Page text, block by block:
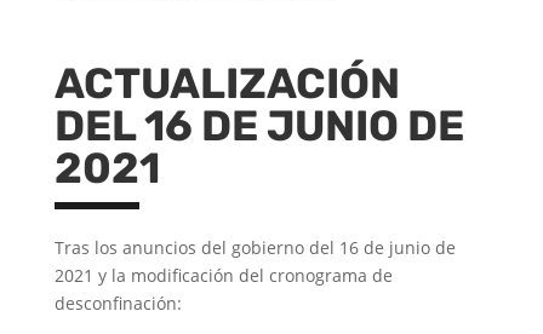
ACTUALIZACIÓN
DEL 16 DE JUNIO DE
2021
Tras los anuncios del gobierno del 16 de junio de
2021 y la modificación del cronograma de
desconfinación: